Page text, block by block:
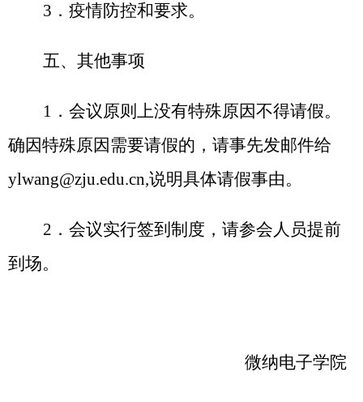
3 ．疫情防控和要求。
五、其他事项
1 ．会议原则上没有特殊原因不得请假。
确因特殊原因需要请假的，请事先发邮件给
ylwang@zju.edu.cn,说明具体请假事由。
2 ．会议实行签到制度，请参会人员提前
到场。
微纳电子学院